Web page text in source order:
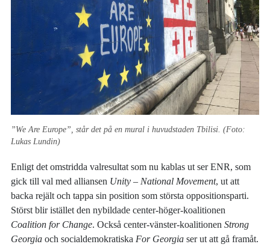
”We Are Europe”, står det på en mural i huvudstaden Tbilisi. (Foto:
Lukas Lundin)
Enligt det omstridda valresultat som nu kablas ut ser ENR, som
gick till val med alliansen Unity – National Movement, ut att
backa rejält och tappa sin position som största oppositionsparti.
Störst blir istället den nybildade center-höger-koalitionen
Coalition for Change. Också center-vänster-koalitionen Strong
Georgia och socialdemokratiskaFor Georgia ser ut att gå framåt.